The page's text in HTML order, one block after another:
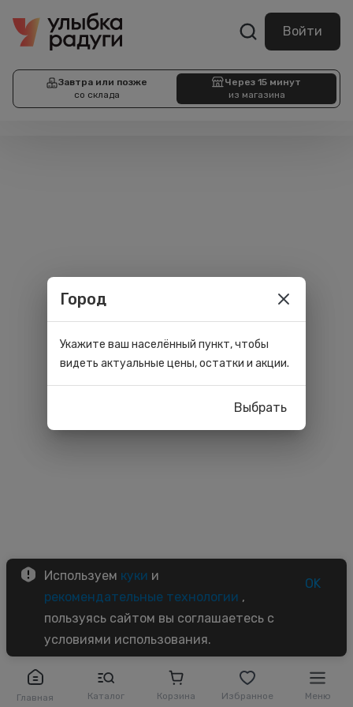
Войти
Завтра или позже
со склада
Через 15 минут
из магазина
Главная Каталог Корзина Избранное Меню
Используем куки и
рекомендательные технологии ,
пользуясь сайтом вы соглашаетесь с
условиями использования.
OK
Город
Укажите ваш населённый пункт, чтобы
видеть актуальные цены, остатки и акции.
Выбрать